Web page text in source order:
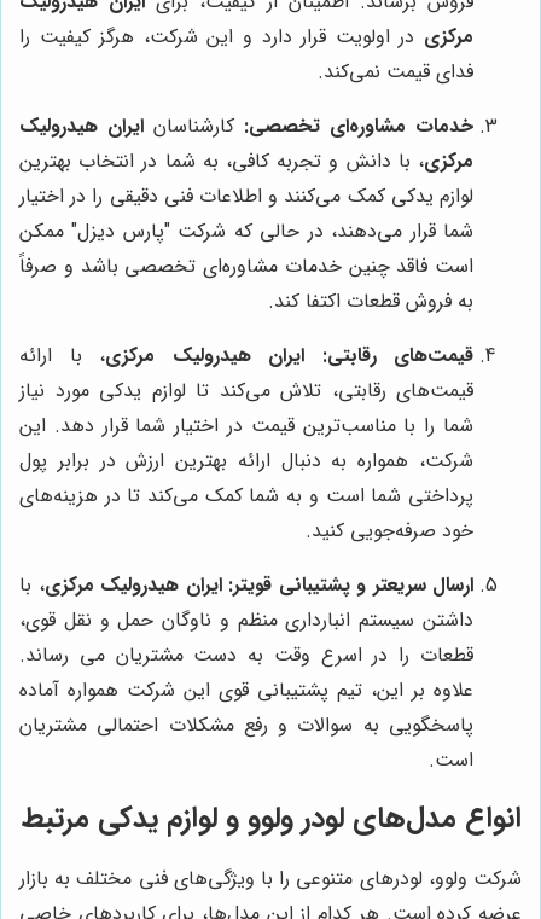
مرکزی در اولویت قرار دارد و این شرکت، هرگز کیفیت را
فدای قیمت نمی‌کند.
خدمات مشاوره‌ای تخصصی: کارشناسان ایران هیدرولیک
مرکزی، با دانش و تجربه کافی، به شما در انتخاب بهترین
لوازم یدکی کمک می‌کنند و اطلاعات فنی دقیقی را در اختیار
شما قرار می‌دهند، در حالی که شرکت "پارس دیزل" ممکن
است فاقد چنین خدمات مشاوره‌ای تخصصی باشد و صرفاً
به فروش قطعات اکتفا کند.
قیمت‌های رقابتی:
ایران هیدرولیک مرکزی، با ارائه
قیمت‌های رقابتی، تلاش می‌کند تا لوازم یدکی مورد نیاز
شما را با مناسب‌ترین قیمت در اختیار شما قرار دهد. این
شرکت، همواره به دنبال ارائه بهترین ارزش در برابر پول
پرداختی شما است و به شما کمک می‌کند تا در هزینه‌های
خود صرفه‌جویی کنید.
ارسال سریعتر و پشتیبانی قویتر: ایران هیدرولیک مرکزی، با
داشتن سیستم انبارداری منظم و ناوگان حمل و نقل قوی،
قطعات را در اسرع وقت به دست مشتریان می رساند.
علاوه بر این، تیم پشتیبانی قوی این شرکت همواره آماده
پاسخگویی به سوالات و رفع مشکلات احتمالی مشتریان
است.
انواع مدل‌های لودر ولوو و لوازم یدکی مرتبط
شرکت ولوو، لودرهای متنوعی را با ویژگی‌های فنی مختلف به بازار